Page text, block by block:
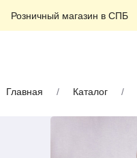
Розничный магазин в СПБ
Главная / Каталог /